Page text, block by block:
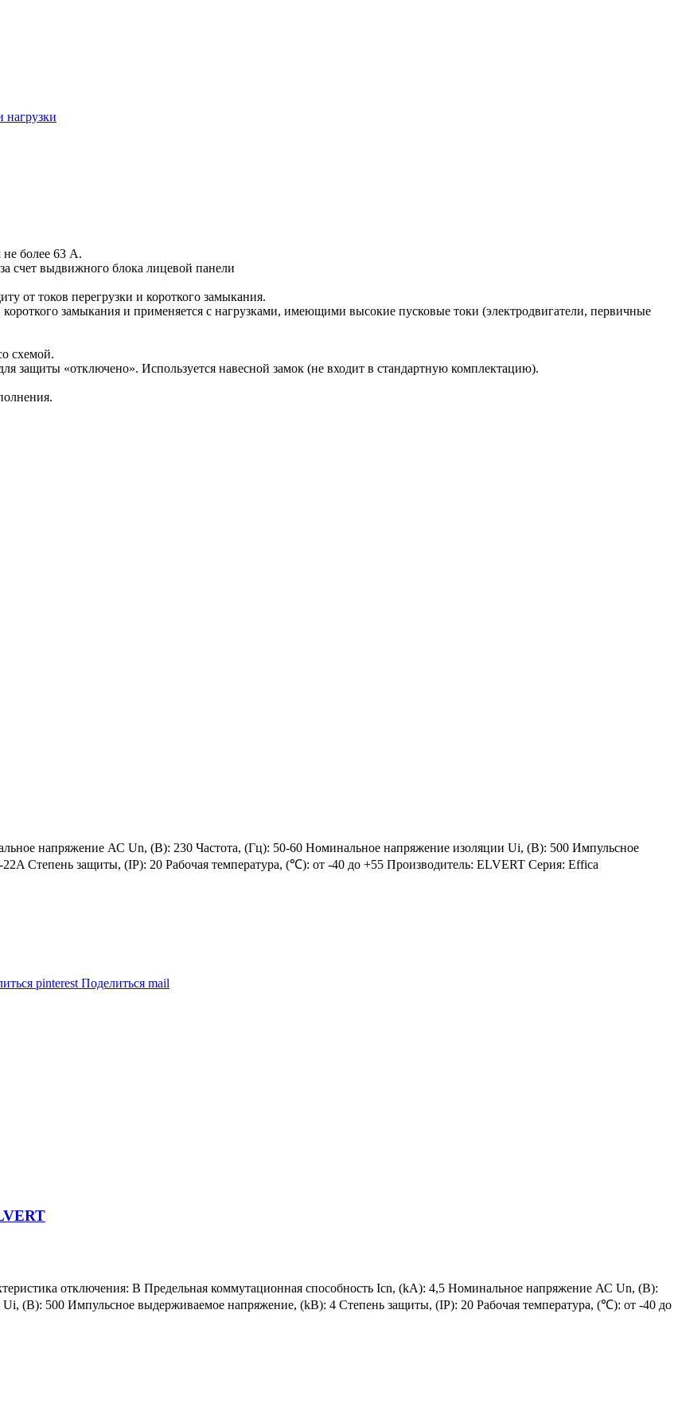
нагрузки
более 63 А.
счет выдвижного блока лицевой панели
от токов перегрузки и короткого замыкания.
замыкания и применяется с нагрузками, имеющими высокие пусковые токи (электродвигатели, первичные
схемой.
защиты «отключено». Используется навесной замок (не входит в стандартную комплектацию).
напряжение АС Un, (В): 230 Частота, (Гц): 50-60 Номинальное напряжение изоляции Ui, (В): 500 Импульсное
Степень защиты, (IP): 20 Рабочая температура, (℃): от -40 до +55 Производитель: ELVERT Серия: Effica
pinterest Поделиться mail
отключения: B Предельная коммутационная способность Icn, (kA): 4,5 Номинальное напряжение АС Un, (В):
(В): 500 Импульсное выдерживаемое напряжение, (kВ): 4 Степень защиты, (IP): 20 Рабочая температура, (℃): от -40 до